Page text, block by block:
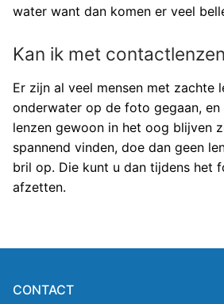
water want dan komen er veel
Kan ik met
Er zijn al veel mensen met zachte
onderwater op de foto gegaan, en
lenzen gewoon in het oog blijven
spannend vinden, doe dan geen
bril op. Die kunt u dan tijdens het
afzetten.
CONTACT